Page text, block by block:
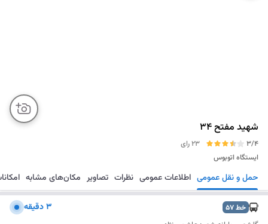
شهید مفتح 34
3/4
23 رای
ایستگاه اتوبوس
مسیریابی ذخیره ارسال حمل و نقل عمومی اطلاعات عمومی نظرات تصاویر مکان‌های مشابه
خط57 ۳ دقیقه